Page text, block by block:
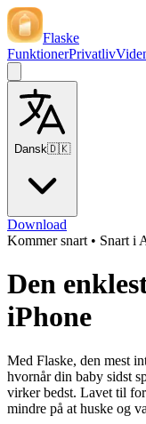
Flaske
FunktionerPrivatliv
Dansk🇩🇰
Download
Kommer snart • Snart i
Den
iPhone
Med Flaske, den mest
hvornår din baby sidst
virker bedst. Lavet til
mindre på at huske og